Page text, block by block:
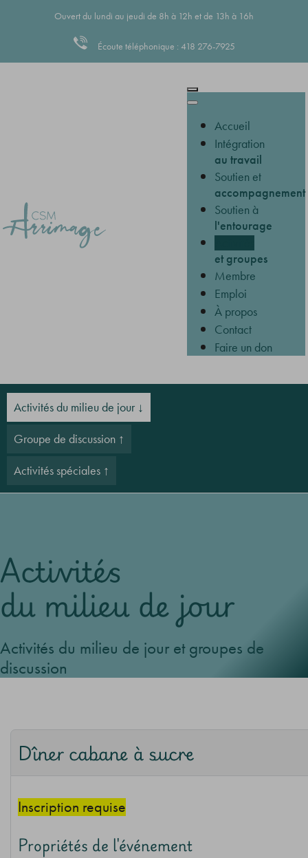
Ouvert du lundi au jeudi de 8h à 12h et de 13h à 16h
Écoute téléphonique : 418 276-7925
Accueil
Intégration
au travail
Soutien et
accompagnement
Soutien à
l'entourage
et groupes
Membre
Emploi
À propos
Contact
Faire un don
Activités du milieu de jour
Groupe de discussion
Activités spéciales
Activités
du milieu de jour
Activités du milieu de jour et groupes de
discussion
Dîner cabane à sucre
Inscription requise
Propriétés de l'événement